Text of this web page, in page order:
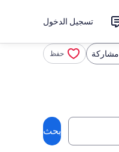
تسجيل الدخول
مشاركة حفظ
بحث